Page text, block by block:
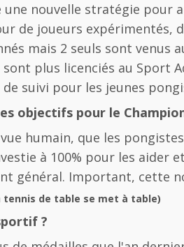
une nouvelle stratégie pour
de joueurs expérimentés,
mais 2 seuls sont venus
sont plus licenciés au Sport
suivi pour les jeunes
objectifs pour le
humain, que les
à 100% pour les aider
général. Important, cette
tennis de table se met à table)
?